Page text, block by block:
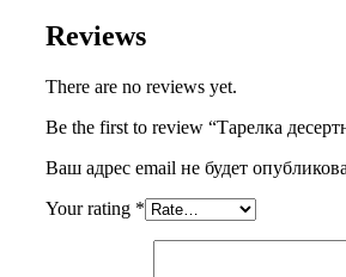
Reviews
There are no reviews yet.
Be the first to review “Тарелка
Ваш адрес email не будет
Your rating *